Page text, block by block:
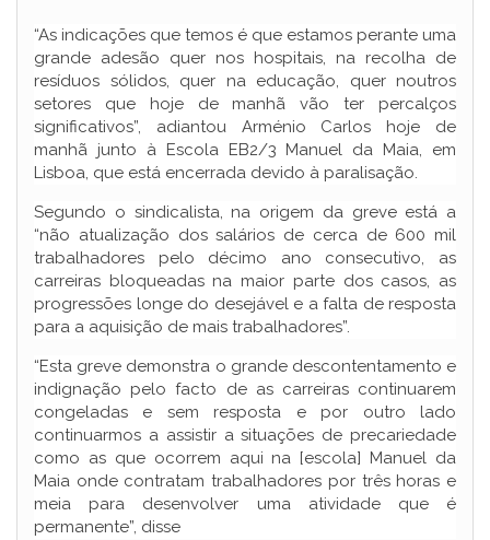
“As indicações que temos é que estamos perante uma
grande adesão quer nos hospitais, na recolha de
resíduos sólidos, quer na educação, quer noutros
setores que hoje de manhã vão ter percalços
significativos”, adiantou Arménio Carlos hoje de
manhã junto à Escola EB2/3 Manuel da Maia, em
Lisboa, que está encerrada devido à paralisação.
Segundo o sindicalista, na origem da greve está a
“não atualização dos salários de cerca de 600 mil
trabalhadores pelo décimo ano consecutivo, as
carreiras bloqueadas na maior parte dos casos, as
progressões longe do desejável e a falta de resposta
para a aquisição de mais trabalhadores”.
“Esta greve demonstra o grande descontentamento e
indignação pelo facto de as carreiras continuarem
congeladas e sem resposta e por outro lado
continuarmos a assistir a situações de precariedade
como as que ocorrem aqui na [escola] Manuel da
Maia onde contratam trabalhadores por três horas e
meia para desenvolver uma atividade que é
permanente”, disse